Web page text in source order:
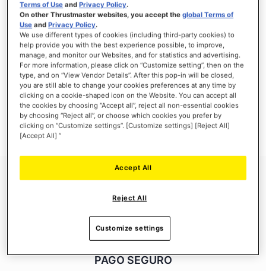
NUEVOS CLIENTES
Crear una cuenta tiene muchos beneficios: Pago más rápido, guardar más de una
dirección, seguimiento de pedidos y mucho más.
CREAR UNA CUENTA
PAGO SEGURO
Terms of Use andPrivacy Policy.
On other Thrustmaster websites, you accept theglobal Terms of
Use andPrivacy Policy.
We use different types of cookies (including third-party cookies) to
help provide you with the best experience possible, to improve,
manage, and monitor our Websites, and for statistics and advertising.
For more information, please click on “Customize setting”, then on the
type, and on “View Vendor Details”. After this pop-in will be closed,
you are still able to change your cookies preferences at any time by
clicking on a cookie-shaped icon on the Website. You can accept all
the cookies by choosing “Accept all”, reject all non-essential cookies
by choosing “Reject all”, or choose which cookies you prefer by
clicking on “Customize settings”. [Customize settings] [Reject All]
[Accept All] ”
Reject All
Accept All
Customize settings